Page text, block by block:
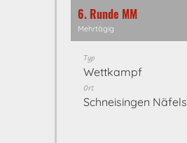
6. Runde MM
Mehrtägig
Typ
Wettkampf
Ort
Schneisingen Näfels